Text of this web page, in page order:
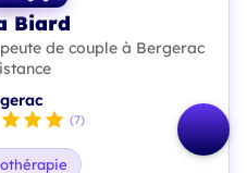
Biard
de couple à Bergerac
(7)